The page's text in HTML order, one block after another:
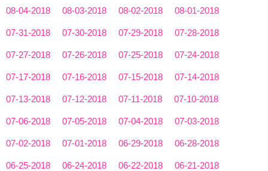
08-04-2018 08-03-2018 08-02-2018 08-01-2018
07-31-2018 07-30-2018 07-29-2018 07-28-2018
07-27-2018 07-26-2018 07-25-2018 07-24-2018
07-17-2018 07-16-2018 07-15-2018 07-14-2018
07-13-2018 07-12-2018 07-11-2018 07-10-2018
07-06-2018 07-05-2018 07-04-2018 07-03-2018
07-02-2018 07-01-2018 06-29-2018 06-28-2018
06-25-2018 06-24-2018 06-22-2018 06-21-2018